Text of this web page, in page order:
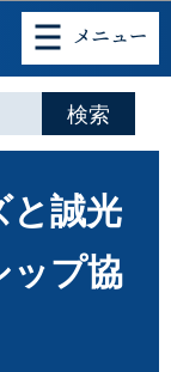
と誠光
ップ協